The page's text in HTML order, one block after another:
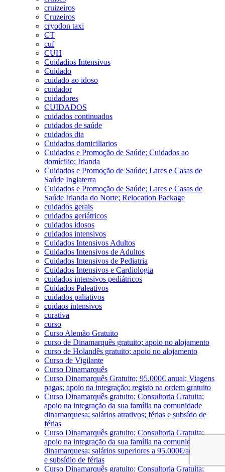
cruizeiros
Cruzeiros
cryodon taxi
CT
cuf
CUH
Cuidadios Intensivos
Cuidado
cuidado ao idoso
cuidador
cuidadores
CUIDADOS
cuidados continuados
cuidados de saúde
cuidados dia
Cuidados domiciliarios
Cuidados e Promoção de Saúde; Cuidados ao
domícilio; Irlanda
Cuidados e Promoção de Saúde; Lares e Casas de
Saúde Inglaterra
Cuidados e Promoção de Saúde; Lares e Casas de
Saúde Irlanda do Norte; Relocation Package
cuidados gerais
cuidados geriátricos
cuidados idosos
cuidados intensivos
Cuidados Intensivos Adultos
Cuidados Intensivos de Adultos
Cuidados Intensivos de Pediatria
Cuidados Intensivos e Cardiologia
cuidados intensivos pediátricos
Cuidados Paleativos
cuidados paliativos
cuidaos intensivos
curativa
curso
Curso Alemão Gratuito
curso de Dinamarquês gratuito; apoio no alojamento
curso de Holandês gratuito; apoio no alojamento
Curso de Vigilante
Curso Dinamarquês
Curso Dinamarquês Gratuito; 95.000€ anual; Viagens
pagas; apoio na integração; registo na ordem gratuito
Curso Dinamarquês gratuito; Consultoria Gratuita;
apoio na integração da sua família na comunidade
dinamarquesa; salários atrativos; férias e subsído de
férias
Curso Dinamarquês gratuito; Consultoria Gratuita;
apoio na integração da sua família na comunidade
dinamarquesa; salários superiores a 95.000€/ano; férias
e subsídio de férias
Curso Dinamarquês gratuito; Consultoria Gratuita;